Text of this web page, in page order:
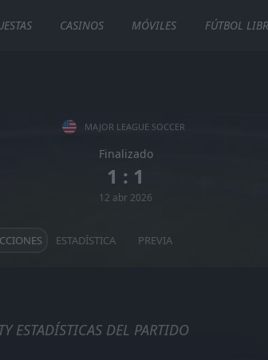
CASINOS MÓVILES FÚTBOL
MAJOR LEAGUE SOCCER
Finalizado
1 : 1
12 abr 2026
ESTADÍSTICA PREVIA
ESTADÍSTICAS DEL PARTIDO